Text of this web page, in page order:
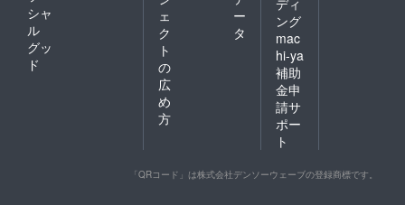
シャ
ル
グッ
ド
ェ
ク
ト
の
広
め
方
ー
タ
ング
mac
hi-ya
補助
金申
請サ
ポー
ト
「QRコード」は株式会社デンソーウェーブの登録商標です。